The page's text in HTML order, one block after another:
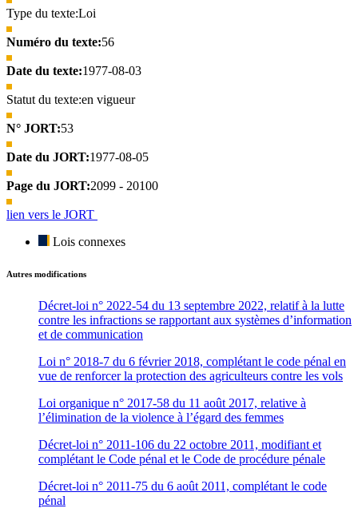
Type du texte:Loi
Numéro du texte:56
Date du texte:1977-08-03
Statut du texte:en vigueur
N° JORT:53
Date du JORT:1977-08-05
Page du JORT:2099 - 20100
lien vers le JORT
Lois connexes
Autres modifications
Décret-loi n° 2022-54 du 13 septembre 2022, relatif à la lutte
contre les infractions se rapportant aux systèmes d’information
et de communication
Loi n° 2018-7 du 6 février 2018, complétant le code pénal en
vue de renforcer la protection des agriculteurs contre les vols
Loi organique n° 2017-58 du 11 août 2017, relative à
l’élimination de la violence à l’égard des femmes
Décret-loi n° 2011-106 du 22 octobre 2011, modifiant et
complétant le Code pénal et le Code de procédure pénale
Décret-loi n° 2011-75 du 6 août 2011, complétant le code
pénal